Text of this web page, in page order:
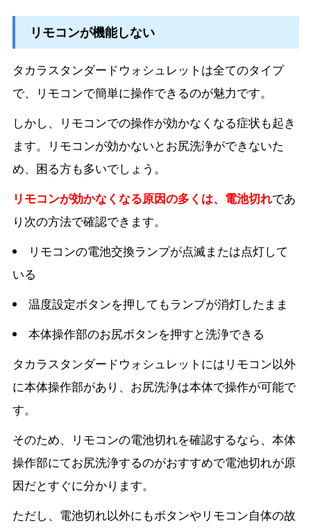
リモコンが機能しない
タカラスタンダードウォシュレットは全てのタイプ
で、リモコンで簡単に操作できるのが魅力です。
しかし、リモコンでの操作が効かなくなる症状も起き
ます。リモコンが効かないとお尻洗浄ができないた
め、困る方も多いでしょう。
リモコンが効かなくなる原因の多くは、電池切れであ
り次の方法で確認できます。
リモコンの電池交換ランプが点滅または点灯して
いる
温度設定ボタンを押してもランプが消灯したまま
本体操作部のお尻ボタンを押すと洗浄できる
タカラスタンダードウォシュレットにはリモコン以外
に本体操作部があり、お尻洗浄は本体で操作が可能で
す。
そのため、リモコンの電池切れを確認するなら、本体
操作部にてお尻洗浄するのがおすすめで電池切れが原
因だとすぐに分かります。
ただし、電池切れ以外にもボタンやリモコン自体の故